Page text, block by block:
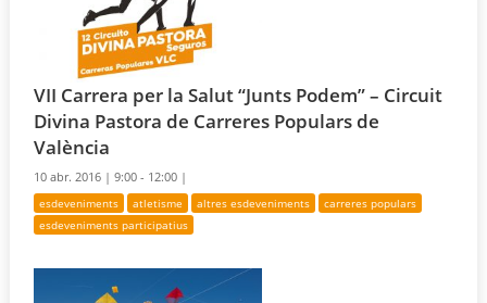
VII Carrera per la Salut “Junts Podem” – Circuit
Divina Pastora de Carreres Populars de
València
10 abr. 2016 |9:00 - 12:00 |
esdeveniments atletisme altres esdeveniments
carreres populars
esdeveniments participatius